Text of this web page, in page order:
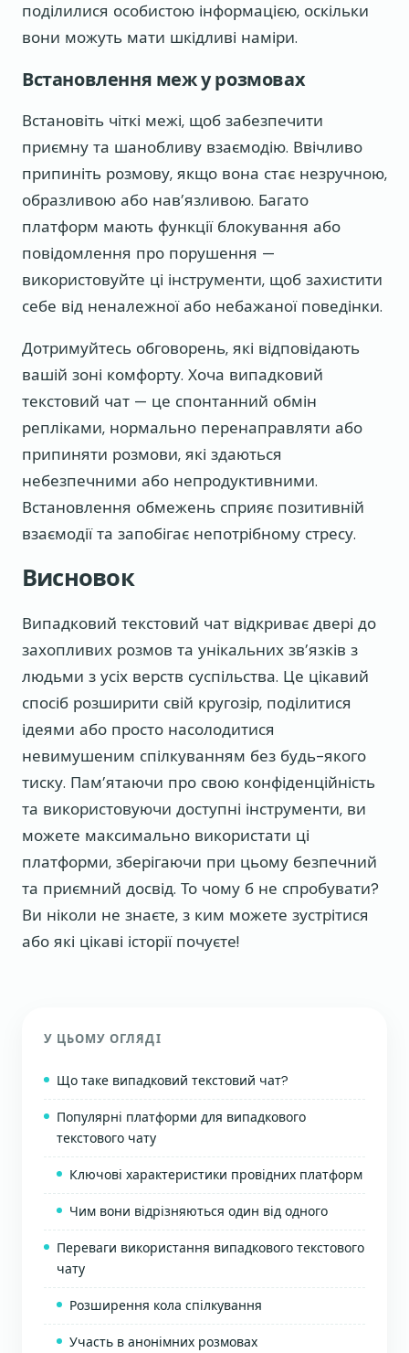
поділилися особистою інформацією, оскільки
вони можуть мати шкідливі наміри.
Встановлення меж у розмовах
Встановіть чіткі межі, щоб забезпечити
приємну та шанобливу взаємодію. Ввічливо
припиніть розмову, якщо вона стає незручною,
образливою або нав’язливою. Багато
платформ мають функції блокування або
повідомлення про порушення —
використовуйте ці інструменти, щоб захистити
себе від неналежної або небажаної поведінки.
Дотримуйтесь обговорень, які відповідають
вашій зоні комфорту. Хоча випадковий
текстовий чат — це спонтанний обмін
репліками, нормально перенаправляти або
припиняти розмови, які здаються
небезпечними або непродуктивними.
Встановлення обмежень сприяє позитивній
взаємодії та запобігає непотрібному стресу.
Висновок
Випадковий текстовий чат відкриває двері до
захопливих розмов та унікальних зв’язків з
людьми з усіх верств суспільства. Це цікавий
спосіб розширити свій кругозір, поділитися
ідеями або просто насолодитися
невимушеним спілкуванням без будь-якого
тиску. Пам’ятаючи про свою конфіденційність
та використовуючи доступні інструменти, ви
можете максимально використати ці
платформи, зберігаючи при цьому безпечний
та приємний досвід. То чому б не спробувати?
Ви ніколи не знаєте, з ким можете зустрітися
або які цікаві історії почуєте!
У ЦЬОМУ ОГЛЯДІ
Що таке випадковий текстовий чат?
Популярні платформи для випадкового
текстового чату
Ключові характеристики провідних платформ
Чим вони відрізняються один від одного
Переваги використання випадкового текстового
чату
Розширення кола спілкування
Участь в анонімних розмовах